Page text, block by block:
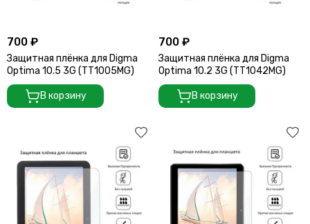
700 ₽
Защитная плёнка для Digma
Optima 10.5 3G (TT1005MG)
В корзину
700 ₽
Защитная плёнка для Digma
Optima 10.2 3G (TT1042MG)
В корзину